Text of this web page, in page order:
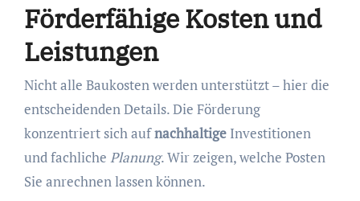
Förderfähige Kosten und
Leistungen
Nicht alle Baukosten werden unterstützt – hier die
entscheidenden Details. Die Förderung
konzentriert sich aufnachhaltigeInvestitionen
und fachliche Planung. Wir zeigen, welche Posten
Sie anrechnen lassen können.